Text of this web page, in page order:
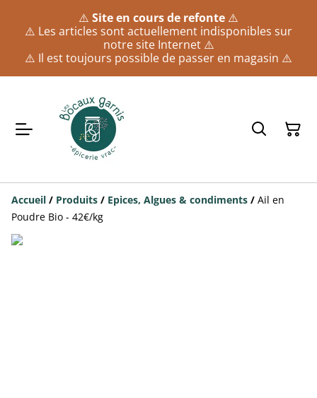
⚠️ Site en cours de refonte ⚠️
⚠️ Les articles sont actuellement indisponibles sur
notre site Internet ⚠️
⚠️ Il est toujours possible de passer en magasin ⚠️
Accueil / Produits / Epices, Algues & condiments / Ail en
Poudre Bio - 42€/kg